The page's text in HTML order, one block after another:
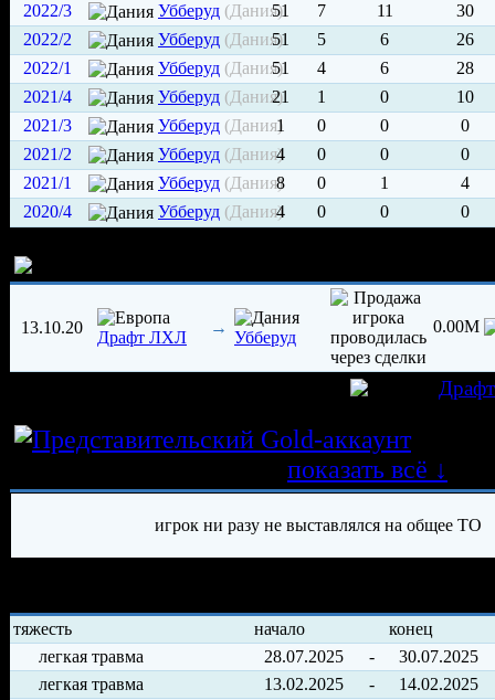
2022/3
Убберуд (Дания)
51 7 11
30
2022/2
Убберуд (Дания)
51 5 6
26
2022/1
Убберуд (Дания)
51 4 6
28
2021/4
Убберуд (Дания)
21 1 0
10
2021/3
Убберуд (Дания)
1 0 0
0
2021/2
Убберуд (Дания)4 0 0
0
2021/1
Убберуд (Дания)8 0 1
4
2020/4
Убберуд (Дания)4 0 0 0
13.10.20
Драфт ЛХЛ
→
Убберуд
0.00M
показать всё ↓
игрок ни разу не выставлялся на общее ТО
тяжесть начало
конец
легкая травма
28.07.2025 -
30.07.2025
легкая травма
13.02.2025 -
14.02.2025